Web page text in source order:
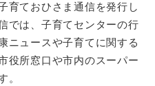
育ておひさま通信を発行し
では、子育てセンターの行
ニュースや子育てに関する
役所窓口や市内のスーパー
。